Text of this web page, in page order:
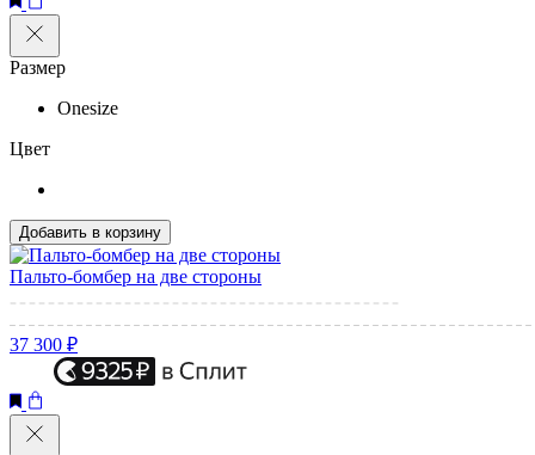
Размер
Onesize
Цвет
Добавить в корзину
Пальто-бомбер на две стороны
37 300 ₽